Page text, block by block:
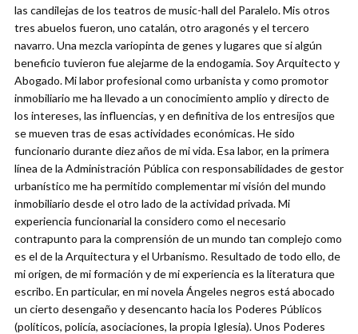
las candilejas de los teatros de music-hall del Paralelo. Mis otros
tres abuelos fueron, uno catalán, otro aragonés y el tercero
navarro. Una mezcla variopinta de genes y lugares que si algún
beneficio tuvieron fue alejarme de la endogamia. Soy Arquitecto y
Abogado. Mi labor profesional como urbanista y como promotor
inmobiliario me ha llevado a un conocimiento amplio y directo de
los intereses, las influencias, y en definitiva de los entresijos que
se mueven tras de esas actividades económicas. He sido
funcionario durante diez años de mi vida. Esa labor, en la primera
línea de la Administración Pública con responsabilidades de gestor
urbanístico me ha permitido complementar mi visión del mundo
inmobiliario desde el otro lado de la actividad privada. Mi
experiencia funcionarial la considero como el necesario
contrapunto para la comprensión de un mundo tan complejo como
es el de la Arquitectura y el Urbanismo. Resultado de todo ello, de
mi origen, de mi formación y de mi experiencia es la literatura que
escribo. En particular, en mi novela Ángeles negros está abocado
un cierto desengaño y desencanto hacia los Poderes Públicos
(políticos, policía, asociaciones, la propia Iglesia). Unos Poderes